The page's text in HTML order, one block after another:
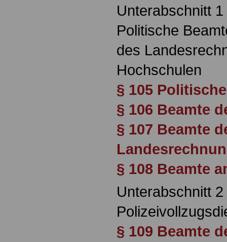
Unterabschnitt 1
Politische
des
Hochschulen
§ 105
§ 106 Beamte
§ 107 Beamte
§ 108 Beamte
Unterabschnitt 2
§ 109 Beamte